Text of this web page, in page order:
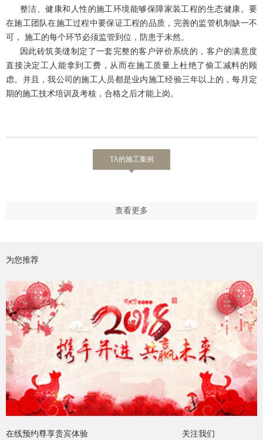
整洁、健康和人性的施工环境能够保障家装工程的生态健康。要
在施工团队在施工过程中要保证工程的品质，完善的监管机制缺一不
可，
施工的每个环节必须监管到位，防患于未然。
因此砖筑美缝制定了一套完整的客户评价系统的，客户的满意度
直接决定工人能拿到工费，从而 在施工质量上杜绝了偷工减料的顾
虑。 并且，我公司的施工人员都是业内施工经验三年以上的，每月定
期的施工技术培训及考核，合格之后才能上岗。
TA的施工案例
查看更多
为您推荐
在线预约尊享贵宾体验 关注我们